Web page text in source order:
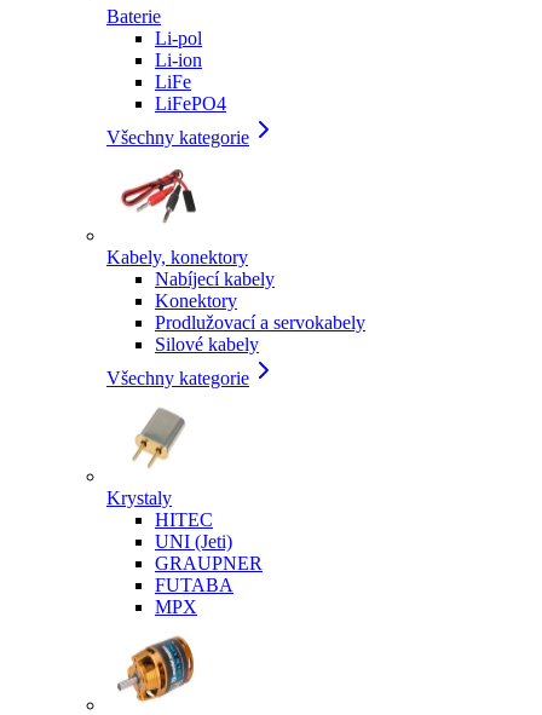
Baterie
Li-pol
Li-ion
LiFe
LiFePO4
Všechny kategorie
Kabely, konektory
Nabíjecí kabely
Konektory
Prodlužovací a servokabely
Silové kabely
Všechny kategorie
Krystaly
HITEC
UNI (Jeti)
GRAUPNER
FUTABA
MPX